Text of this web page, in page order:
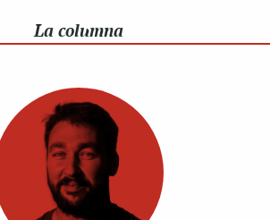
La columna